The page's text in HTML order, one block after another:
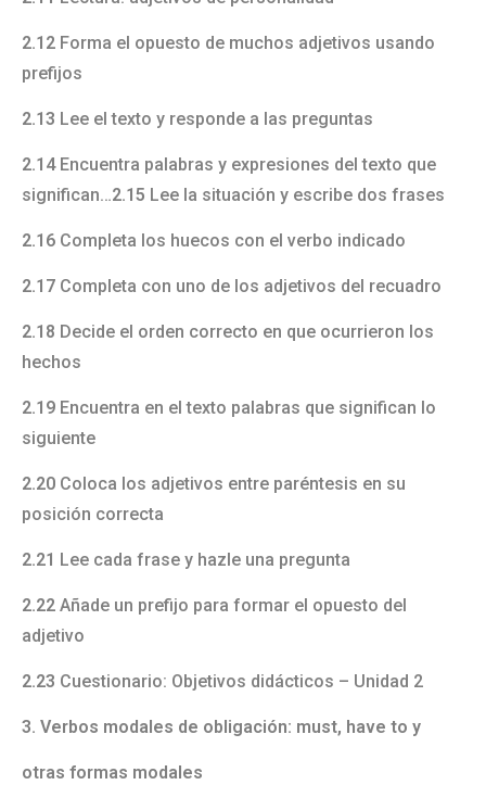
2.12 Forma el opuesto de muchos adjetivos usando
prefijos
2.13 Lee el texto y responde a las preguntas
2.14Encuentra palabras y expresiones del texto que
significan…2.15 Lee la situación y escribe dos frases
2.16 Completa los huecos con el verbo indicado
2.17 Completa con uno de los adjetivos del recuadro
2.18 Decide el orden correcto en que ocurrieron los
hechos
2.19 Encuentra en el texto palabras que significan lo
siguiente
2.20 Coloca los adjetivos entre paréntesis en su
posición correcta
2.21 Lee cada frase y hazle una pregunta
2.22 Añade un prefijo para formar el opuesto del
adjetivo
2.23 Cuestionario: Objetivos didácticos – Unidad 2
3. Verbos modales de obligación: must, have to y
otras formas modales